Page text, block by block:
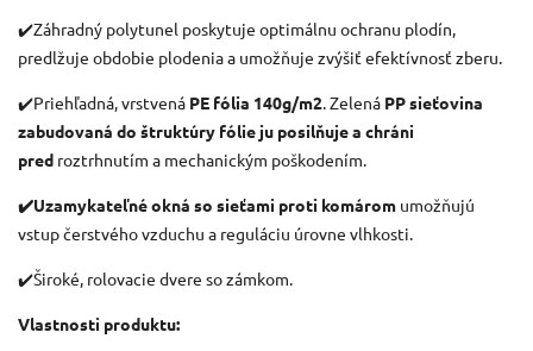
✔️Záhradný polytunel poskytuje optimálnu ochranu plodín,
predlžuje obdobie plodenia a umožňuje zvýšiť efektívnosť zberu.
✔️Priehľadná, vrstvená PE fólia 140g/m2. Zelená PP sieťovina
zabudovaná do štruktúry fólie ju posilňuje a chráni
pred roztrhnutím a mechanickým poškodením.
✔️Uzamykateľné okná so sieťami proti komárom umožňujú
vstup čerstvého vzduchu a reguláciu úrovne vlhkosti.
✔️Široké, rolovacie dvere so zámkom.
Vlastnosti produktu: